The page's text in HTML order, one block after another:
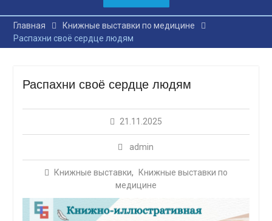
Главная
Книжные выставки по медицине
Распахни своё сердце людям
Распахни своё сердце людям
21.11.2025
admin
Книжные выставки,
Книжные выставки по
медицине